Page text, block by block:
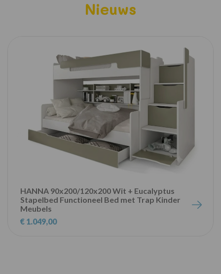
Nieuws
HANNA 90x200/120x200 Wit + Eucalyptus
Stapelbed Functioneel Bed met Trap Kinder
Meubels
€ 1.049,00